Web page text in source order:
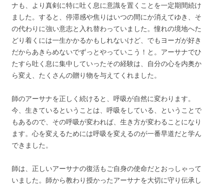
ナも、より真剣に特に吐く息に意識を置くことを一定期間続け
ました。すると、停滞感や焦りはいつの間にか消えてゆき、そ
の代わりに強い意志と入れ替わっていました。憧れの境地へた
どり着くには一生かかるかもしれないけど、でもヨーガが好き
だからあきらめないでずっとやっていこう！と。アーサナでひ
たすら吐く息に集中していったその経験は、自分の心を内奥か
ら変え、たくさんの贈り物を与えてくれました。
師のアーサナを正しく続けると、呼吸が自然に変わります。
今、生きているということは、呼吸をしている、ということで
もあるので、その呼吸が変われば、生き方が変わることになり
ます。心を変えるためには呼吸を変えるのが一番早道だと学ん
できました。
師は、正しいアーサナの復活もご自身の使命だとおっしゃって
いました。師から教わり授かったアーサナを大切に守り伝承し